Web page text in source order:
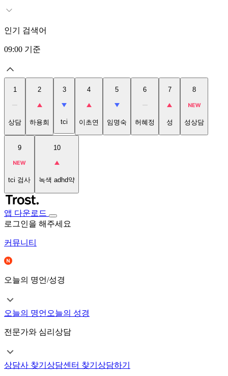
인기 검색어
09:00 기준
1
상담
2
하용희
3
tci
4
이초연
5
임명숙
6
허혜정
7
성
8
성상담
9
tci 검사
10
녹색 adhd약
앱 다운로드
로그인을 해주세요
커뮤니티
오늘의 명언/성경
오늘의 명언 오늘의 성경
전문가와 심리상담
상담사 찾기 상담센터 찾기 상담하기